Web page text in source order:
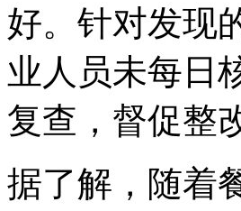
好。针对发现
业人员未每日
复查，督促整
据了解，随着